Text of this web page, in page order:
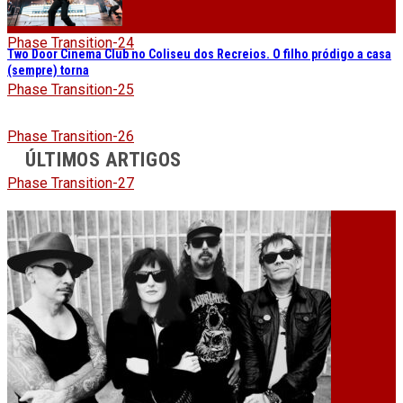
Phase Transition-24
Phase Transition-25
Phase Transition-26
Phase Transition-27
Phase Transition-28
Phase Transition-29
Phase Transition-30
Phase Transition-31
Two Door Cinema Club no Coliseu dos Recreios. O filho pródigo a casa
(sempre) torna
ÚLTIMOS ARTIGOS